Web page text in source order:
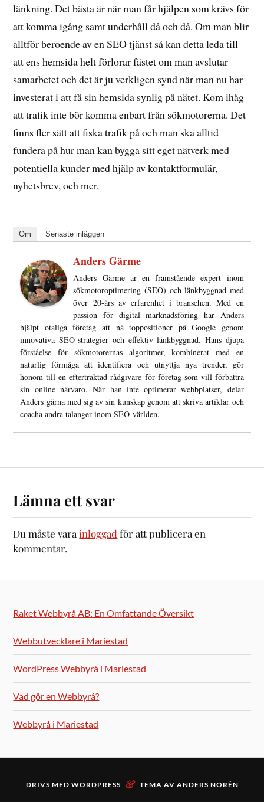
länkning. Det bästa är när man får hjälpen som krävs för
att komma igång samt underhåll då och då. Om man blir
alltför beroende av en SEO tjänst så kan detta leda till
att ens hemsida helt förlorar fästet om man avslutar
samarbetet och det är ju verkligen synd när man nu har
investerat i att få sin hemsida synlig på nätet. Kom ihåg
att trafik inte bör komma enbart från sökmotorerna. Det
finns fler sätt att fiska trafik på och man ska alltid
fundera på hur man kan bygga sitt eget nätverk med
potentiella kunder med hjälp av kontaktformulär,
nyhetsbrev, och mer.
Om Senaste inläggen
Anders Gärme
Anders Gärme är en framstående expert inom
sökmotoroptimering (SEO) och länkbyggnad med
över 20-års av erfarenhet i branschen. Med en
passion för digital marknadsföring har Anders
hjälpt otaliga företag att nå toppositioner på Google genom
innovativa SEO-strategier och effektiv länkbyggnad. Hans djupa
förståelse för sökmotorernas algoritmer, kombinerat med en
naturlig förmåga att identifiera och utnyttja nya trender, gör
honom till en eftertraktad rådgivare för företag som vill förbättra
sin online närvaro. När han inte optimerar webbplatser, delar
Anders gärna med sig av sin kunskap genom att skriva artiklar och
coacha andra talanger inom SEO-världen.
Lämna ett svar
Du måste varainloggad för att publicera en
kommentar.
Raket Webbyrå AB: En Omfattande Översikt
Webbutvecklare i Mariestad
WordPress Webbyrå i Mariestad
Vad gör en Webbyrå?
Webbyrå i Mariestad
DRIVS MED WORDPRESS & TEMA AV ANDERS NORÉN